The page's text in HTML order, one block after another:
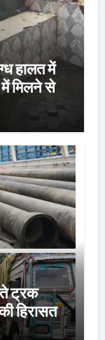
हालत में
में मिलने से
ट्रक
हिरासत